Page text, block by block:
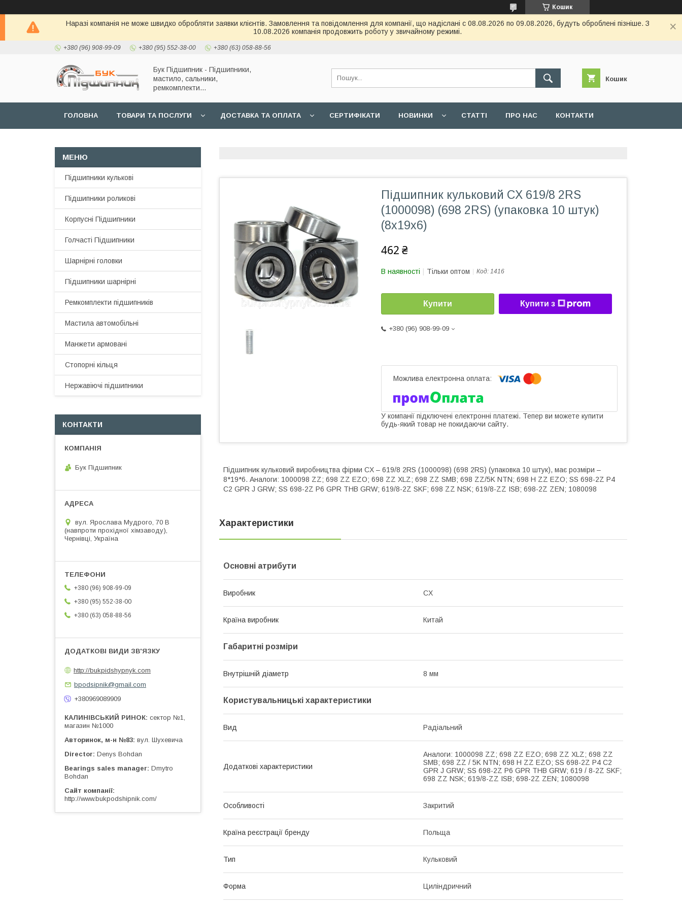
Кошик
Наразі компанія не може швидко обробляти заявки клієнтів. Замовлення та повідомлення для компанії, що надіслані с 08.08.2026 по 09.08.2026, будуть оброблені пізніше. З
10.08.2026 компанія продовжить роботу у звичайному режимі.
+380 (96) 908-99-09 +380 (95) 552-38-00 +380 (63) 058-88-56
Бук Підшипник - Підшипники,
мастило, сальники,
ремкомплекти...
Кошик
ГОЛОВНА ТОВАРИ ТА ПОСЛУГИ ДОСТАВКА ТА ОПЛАТА СЕРТИФІКАТИ НОВИНКИ СТАТТІ ПРО НАС КОНТАКТИ
Підшипник кульковий CX 619/8 2RS
(1000098) (698 2RS) (упаковка 10 штук)
(8x19x6)
462 ₴
В наявності Тільки оптом Код: 1416
Купити Купити з
+380 (96) 908-99-09
У компанії підключені електронні платежі. Тепер ви можете купити
будь-який товар не покидаючи сайту.
Підшипник кульковий виробництва фірми CX – 619/8 2RS (1000098) (698 2RS) (упаковка 10 штук), має розміри –
8*19*6. Аналоги: 1000098 ZZ; 698 ZZ EZO; 698 ZZ XLZ; 698 ZZ SMB; 698 ZZ/5K NTN; 698 H ZZ EZO; SS 698-2Z P4
C2 GPR J GRW; SS 698-2Z P6 GPR THB GRW; 619/8-2Z SKF; 698 ZZ NSK; 619/8-ZZ ISB; 698-2Z ZEN; 1080098
Характеристики
Основні атрибути
Виробник CX
Країна виробник Китай
Габаритні розміри
Внутрішній діаметр 8 мм
Користувальницькі характеристики
Вид Радіальний
Додаткові характеристики
Аналоги: 1000098 ZZ; 698 ZZ EZO; 698 ZZ XLZ; 698 ZZ
SMB; 698 ZZ / 5K NTN; 698 H ZZ EZO; SS 698-2Z P4 C2
GPR J GRW; SS 698-2Z P6 GPR THB GRW; 619 / 8-2Z SKF;
698 ZZ NSK; 619/8-ZZ ISB; 698-2Z ZEN; 1080098
Особливості Закритий
Країна реєстрації бренду Польща
Тип Кульковий
Форма Циліндричний
Підшипники кулькові
Підшипники роликові
Корпусні Підшипники
Голчасті Підшипники
Шарнірні головки
Підшипники шарнірні
Ремкомплекти підшипників
Мастила автомобільні
Манжети армовані
Стопорні кільця
Нержавіючі підшипники
КОНТАКТИ
Бук Підшипник
вул. Ярослава Мудрого, 70 В
(навпроти прохідної хімзаводу),
Чернівці, Україна
+380 (96) 908-99-09
+380 (95) 552-38-00
+380 (63) 058-88-56
http://bukpidshypnyk.com
bpodsipnik@gmail.com
+380969089909
КАЛИНІВСЬКИЙ РИНОК сектор №1,
магазин №1000
Авторинок, м-н №83 вул. Шухевича
Director Denys Bohdan
Bearings sales manager Dmytro
Bohdan
Сайт компанії
http://www.bukpodshipnik.com/